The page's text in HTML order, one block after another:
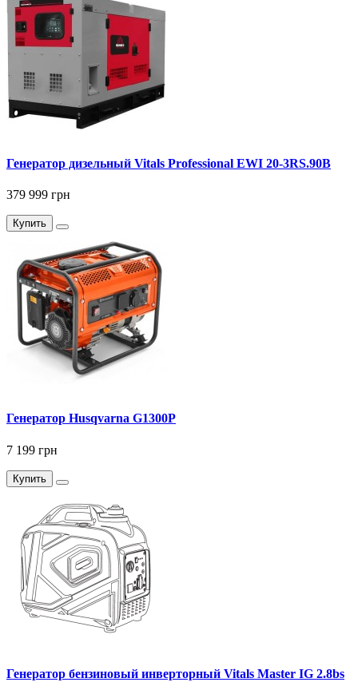
Генератор дизельный Vitals Professional EWI 20-3RS.90B
379 999 грн
Купить
Генератор Husqvarna G1300P
7 199 грн
Купить
Генератор бензиновый инверторный Vitals Master IG 2.8bs